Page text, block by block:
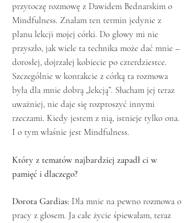
przytoczę rozmowę z Dawidem Bednarskim o
Mindfulness. Znałam ten termin jedynie z
planu lekcji mojej córki. Do głowy mi nie
przyszło, jak wiele ta technika może dać mnie –
dorosłej, dojrzałej kobiecie po czterdziestce.
Szczególnie w kontakcie z córką ta rozmowa
była dla mnie dobrą „lekcją”. Słucham jej teraz
uważniej, nie daje się rozproszyć innymi
rzeczami. Kiedy jestem z nią, istnieje tylko ona.
I o tym właśnie jest Mindfulness.
Który z tematów najbardziej zapadł ci w
pamięć i dlaczego?
Dorota Gardias: Dla mnie na pewno rozmowa o
pracy z głosem. Ja całe życie śpiewałam, teraz